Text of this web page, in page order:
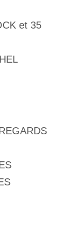
et 35